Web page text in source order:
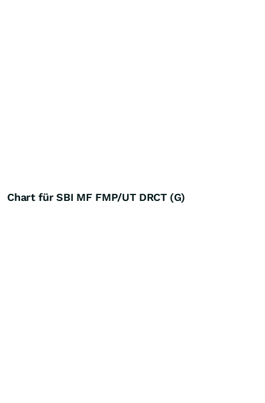
Chart für SBI MF FMP/UT DRCT (G)